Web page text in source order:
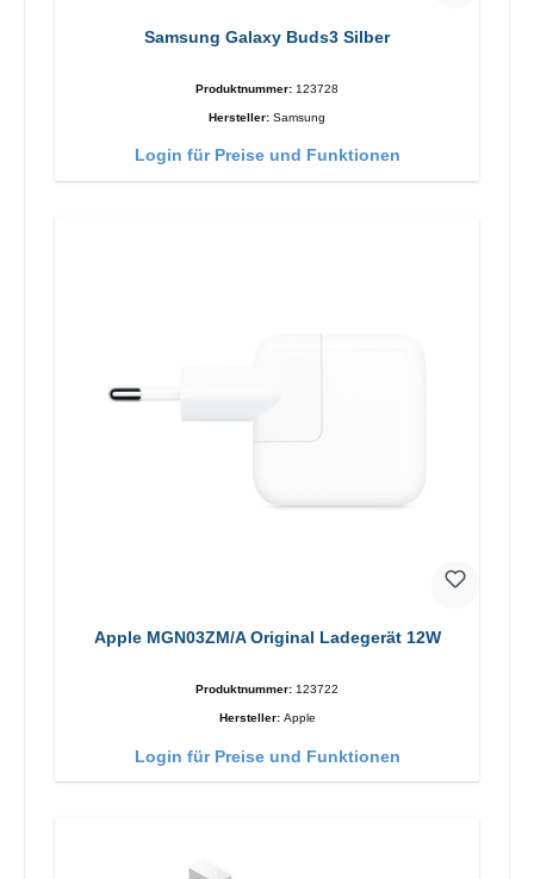
Samsung Galaxy Buds3 Silber
Produktnummer: 123728
Hersteller: Samsung
Login für Preise und Funktionen
Apple MGN03ZM/A Original Ladegerät 12W
Produktnummer: 123722
Hersteller: Apple
Login für Preise und Funktionen